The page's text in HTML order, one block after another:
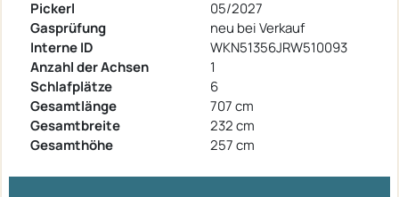
Pickerl
05/2027
Gasprüfung
neu bei Verkauf
Interne ID
WKN51356JRW510093
Anzahl der Achsen
1
Schlafplätze
6
Gesamtlänge
707 cm
Gesamtbreite
232 cm
Gesamthöhe
257 cm